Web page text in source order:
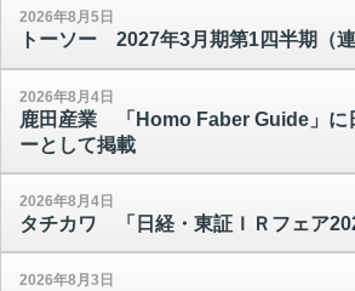
2026年8月5日
トーソー 2027年3月期第1四半期（
2026年8月4日
鹿田産業 「Homo Faber Guide」に
ーとして掲載
2026年8月4日
タチカワ 「日経・東証ＩＲフェア
2026年8月3日